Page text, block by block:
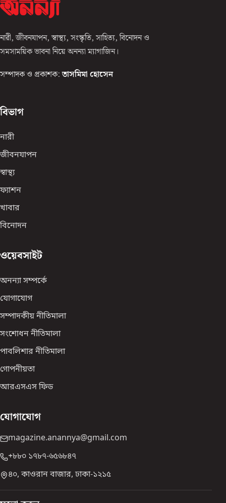
নারী, জীবনযাপন, স্বাস্থ্য, সংস্কৃতি, সাহিত্য, বিনোদন ও
সমসাময়িক ভাবনা নিয়ে অনন্যা ম্যাগাজিন।
সম্পাদক ও প্রকাশক: তাসমিমা হোসেন
বিভাগ
নারী
জীবনযাপন
স্বাস্থ্য
ফ্যাশন
খাবার
বিনোদন
ওয়েবসাইট
অনন্যা সম্পর্কে
যোগাযোগ
সম্পাদকীয় নীতিমালা
সংশোধন নীতিমালা
পাবলিশার নীতিমালা
গোপনীয়তা
আরএসএস ফিড
যোগাযোগ
magazine.anannya@gmail.com
+৮৮০ ১৭৮৭-৬৫৬৮৪৭
৪০, কাওরান বাজার, ঢাকা-১২১৫